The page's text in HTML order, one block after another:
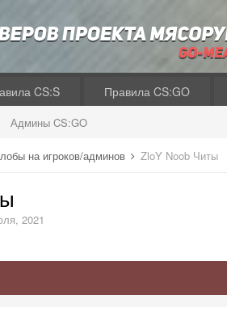
Админы CS:GO
CS:S Правила CS:GO
на игроков/админов ZloY Noob Читы
2021